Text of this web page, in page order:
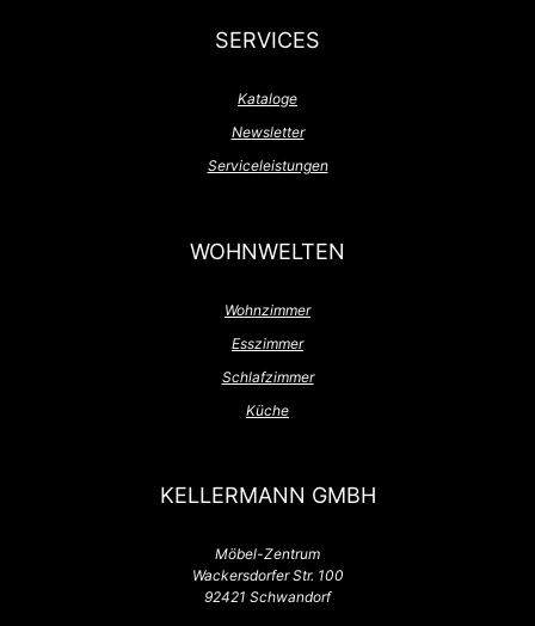
SERVICES
Kataloge
Newsletter
Serviceleistungen
WOHNWELTEN
Wohnzimmer
Esszimmer
Schlafzimmer
Küche
KELLERMANN GMBH
Möbel-Zentrum
Wackersdorfer Str. 100
92421 Schwandorf